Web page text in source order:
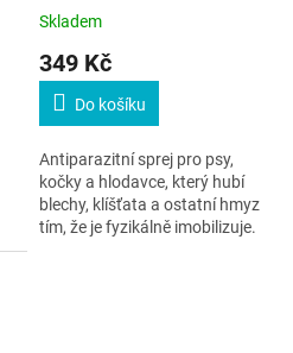
Skladem
349 Kč
Do košíku
Antiparazitní sprej pro psy,
kočky a hlodavce, který hubí
blechy, klíšťata a ostatní hmyz
tím, že je fyzikálně imobilizuje.